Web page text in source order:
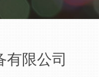
有限公司